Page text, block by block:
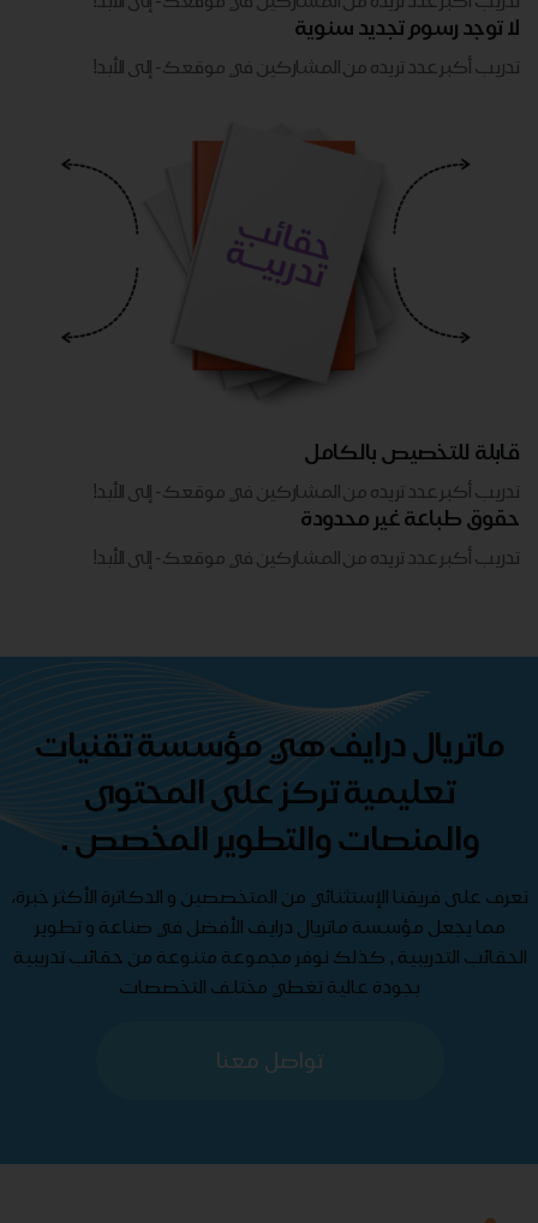
لا توجد رسوم تجديد سنوية
تدريب أكبر عدد تريده من المشاركين في موقعك - ​​إلى الأبد!
قابلة للتخصيص بالكامل
تدريب أكبر عدد تريده من المشاركين في موقعك - ​​إلى الأبد!
حقوق طباعة غير محدودة
تدريب أكبر عدد تريده من المشاركين في موقعك - ​​إلى الأبد!
ماتريال درايف هي مؤسسة تقنيات
تعليمية تركز على المحتوى
والمنصات والتطوير المخصص .
تعرف على فريقنا الإستثنائي من المتخصصين و الدكاترة الأكثر خبرة،
مما يجعل مؤسسة ماتريال درايف الأفضل في صناعة و تطوير
الحقائب التدريبية , كذلك نوفر مجموعة متنوعة من حقائب تدريبية
بجودة عالية تغطي مختلف التخصصات
تواصل معنا